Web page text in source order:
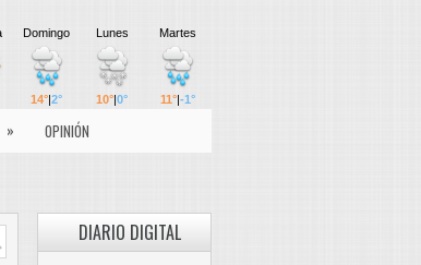
»
OPINIÓN
DIARIO DIGITAL